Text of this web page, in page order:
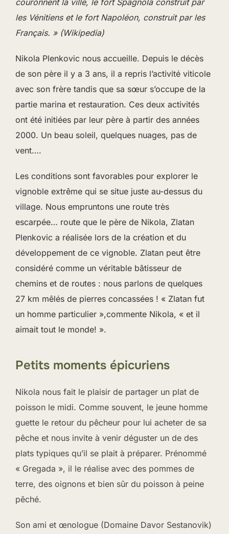
les Vénitiens et le fort Napoléon, construit par les
Français. » (Wikipedia)
Nikola Plenkovic nous accueille. Depuis le décès
de son père il y a 3 ans, il a repris l’activité viticole
avec son frère tandis que sa sœur s’occupe de la
partie marina et restauration. Ces deux activités
ont été initiées par leur père à partir des années
2000. Un beau soleil, quelques nuages, pas de
vent….
Les conditions sont favorables pour explorer le
vignoble extrême qui se situe juste au-dessus du
village. Nous empruntons une route très
escarpée… route que le père de Nikola, Zlatan
Plenkovic a réalisée lors de la création et du
développement de ce vignoble. Zlatan peut être
considéré comme un véritable bâtisseur de
chemins et de routes : nous parlons de quelques
27 km mêlés de pierres concassées ! « Zlatan fut
un homme particulier »,commente Nikola, « et il
aimait tout le monde! ».
Petits moments épicuriens
Nikola nous fait le plaisir de partager un plat de
poisson le midi. Comme souvent, le jeune homme
guette le retour du pêcheur pour lui acheter de sa
pêche et nous invite à venir déguster un de des
plats typiques qu’il se plait à préparer. Prénommé
« Gregada », il le réalise avec des pommes de
terre, des oignons et bien sûr du poisson à peine
pêché.
Son ami et œnologue (Domaine Davor Sestanovik)